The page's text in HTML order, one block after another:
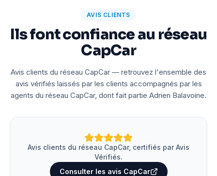
AVIS CLIENTS
Ils font confiance au réseau
CapCar
Avis clients du réseau CapCar — retrouvez l'ensemble des
avis vérifiés laissés par les clients accompagnés par les
agents du réseau CapCar, dont fait partie Adrien Balavoine.
Avis clients du réseau CapCar, certifiés par Avis
Vérifiés.
Consulter les avis CapCar